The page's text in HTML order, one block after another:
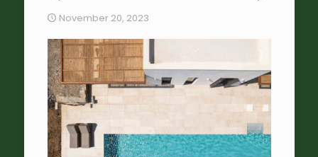
November 20, 2023